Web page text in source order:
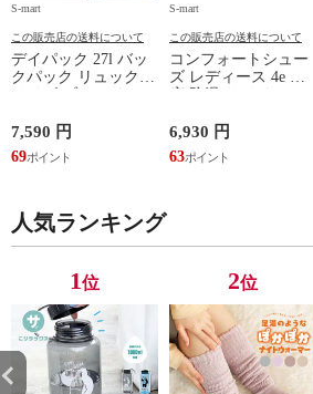
S-mart
この販売店の送料について
デイパック 27l バッ
クパック リュック
サイズ ブランド ロ
鞄 機内持ち込み 夏
スラッシャー
THRASHER r1929
7,590 円
69
S-mart
この販売店の送料について
コンフォートシュー
ズ レディース 4e 幅
広 防滑 サイドファ
シューズ 黒 トパー
ズ モア 靴 カジュア
ルシューズ 外反母趾
TOPAZ 1410
6,930 円
63
人気ランキング
1位 2位